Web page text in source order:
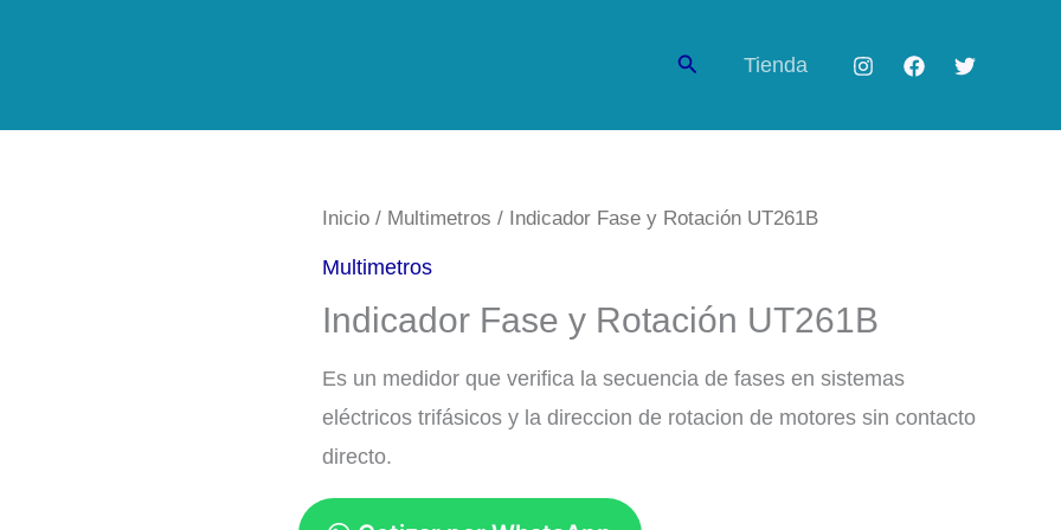
Buscar Tienda
Inicio / Multimetros / Indicador Fase y Rotación UT261B
Multimetros
Indicador Fase y Rotación UT261B
Es un medidor que verifica la secuencia de fases en sistemas
eléctricos trifásicos y la direccion de rotacion de motores sin contacto
directo.